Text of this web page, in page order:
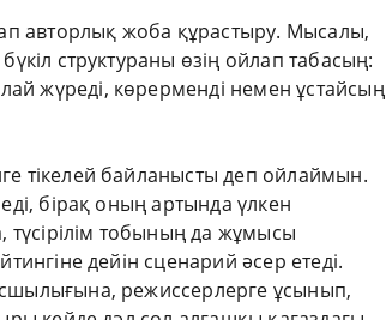
авторлық жоба құрастыру. Мысалы,
структураны өзің ойлап табасың:
жүреді, көрерменді немен ұстайсың
тікелей байланысты деп ойлаймын.
бірақ оның артында үлкен
түсірілім тобының да жұмысы
дейін сценарий әсер етеді.
режиссерлерге ұсынып,